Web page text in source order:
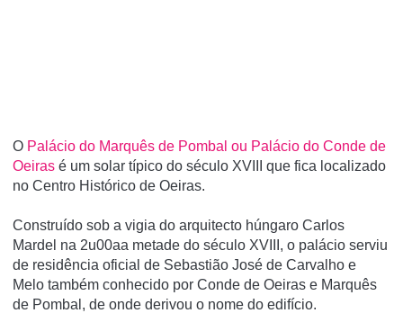
O Palácio do Marquês de Pombal ou Palácio do Conde de
Oeiras é um solar tí­pico do século XVIII que fica localizado
no Centro Histórico de Oeiras.
Construí­do sob a vigia do arquitecto húngaro Carlos
Mardel na 2u00aa metade do século XVIII, o palácio serviu
de residência oficial de Sebastião José de Carvalho e
Melo também conhecido por Conde de Oeiras e Marquês
de Pombal, de onde derivou o nome do edifí­cio.